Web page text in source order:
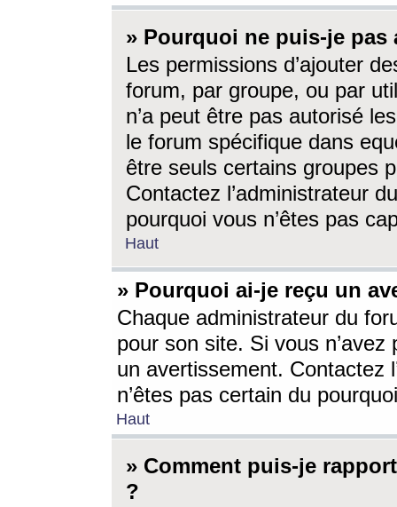
» Pourquoi ne puis-je
Les permissions d’ajouter
forum, par groupe, ou par
n’a peut être pas autorisé
le forum spécifique dans
être seuls certains groupes
Contactez l’administrateur
pourquoi vous n’êtes pas
Haut
» Pourquoi ai-je reçu un
Chaque administrateur du
pour son site. Si vous
un avertissement. Contactez
n’êtes pas certain du
Haut
» Comment puis-je
?